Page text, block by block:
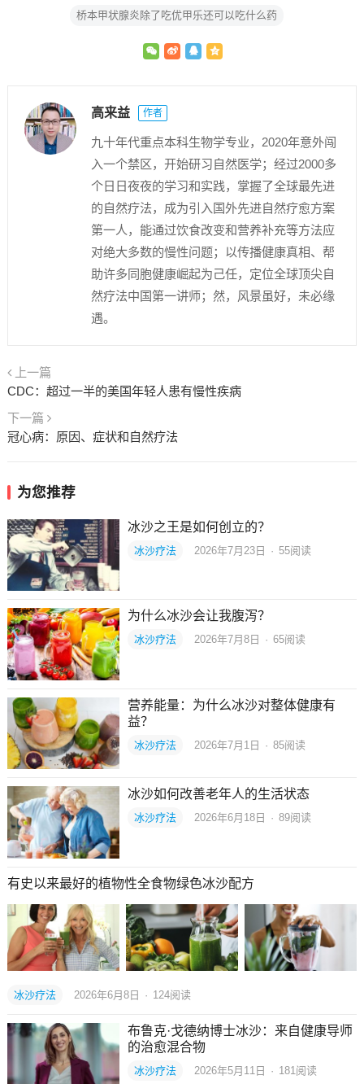
桥本甲状腺炎除了吃优甲乐还可以吃什么药
高来益 作者
九十年代重点本科生物学专业，2020年意外闯
入一个禁区，开始研习自然医学；经过2000多
个日日夜夜的学习和实践，掌握了全球最先进
的自然疗法，成为引入国外先进自然疗愈方案
第一人，能通过饮食改变和营养补充等方法应
对绝大多数的慢性问题；以传播健康真相、帮
助许多同胞健康崛起为己任，定位全球顶尖自
然疗法中国第一讲师；然，风景虽好，未必缘
遇。
上一篇
CDC：超过一半的美国年轻人患有慢性疾病
下一篇
冠心病：原因、症状和自然疗法
为您推荐
冰沙之王是如何创立的？
冰沙疗法 2026年7月23日 · 55阅读
为什么冰沙会让我腹泻？
冰沙疗法 2026年7月8日 · 65阅读
营养能量：为什么冰沙对整体健康有
益？
冰沙疗法 2026年7月1日 · 85阅读
冰沙如何改善老年人的生活状态
冰沙疗法 2026年6月18日 · 89阅读
有史以来最好的植物性全食物绿色冰沙配方
冰沙疗法 2026年6月8日 · 124阅读
布鲁克·戈德纳博士冰沙：来自健康导师
的治愈混合物
冰沙疗法 2026年5月11日 · 181 阅读